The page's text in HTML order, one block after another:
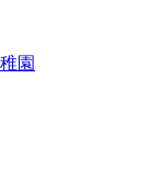
園